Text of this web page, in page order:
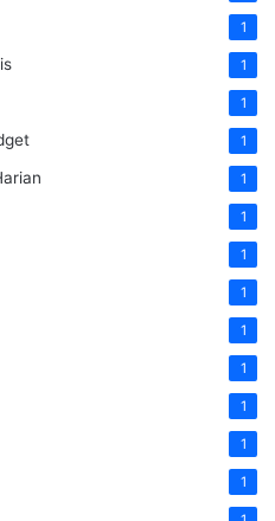
1
1
1
1
1
1
1
1
1
1
1
1
1